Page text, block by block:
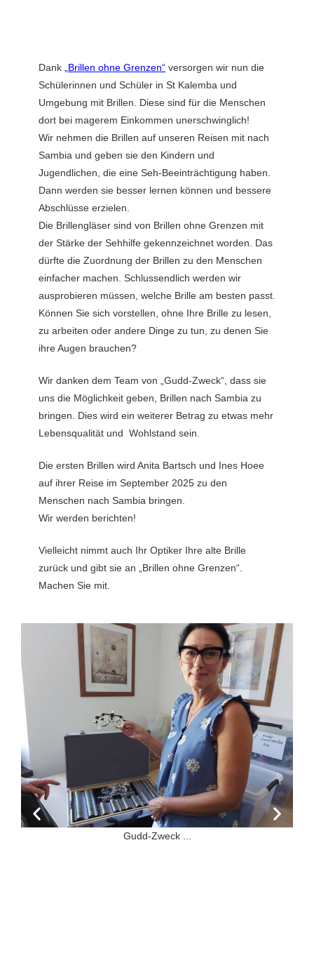
Dank „Brillen ohne Grenzen“ versorgen wir nun die
Schülerinnen und Schüler in St Kalemba und
Umgebung mit Brillen. Diese sind für die Menschen
dort bei magerem Einkommen unerschwinglich!
Wir nehmen die Brillen auf unseren Reisen mit nach
Sambia und geben sie den Kindern und
Jugendlichen, die eine Seh-Beeinträchtigung haben.
Dann werden sie besser lernen können und bessere
Abschlüsse erzielen.
Die Brillengläser sind von Brillen ohne Grenzen mit
der Stärke der Sehhilfe gekennzeichnet worden. Das
dürfte die Zuordnung der Brillen zu den Menschen
einfacher machen. Schlussendlich werden wir
ausprobieren müssen, welche Brille am besten passt.
Können Sie sich vorstellen, ohne Ihre Brille zu lesen,
zu arbeiten oder andere Dinge zu tun, zu denen Sie
ihre Augen brauchen?
Wir danken dem Team von „Gudd-Zweck“, dass sie
uns die Möglichkeit geben, Brillen nach Sambia zu
bringen. Dies wird ein weiterer Betrag zu etwas mehr
Lebensqualität und Wohlstand sein.
Die ersten Brillen wird Anita Bartsch und Ines Hoee
auf ihrer Reise im September 2025 zu den
Menschen nach Sambia bringen.
Wir werden berichten!
Vielleicht nimmt auch Ihr Optiker Ihre alte Brille
zurück und gibt sie an „Brillen ohne Grenzen“.
Machen Sie mit.
Gudd-Zweck ...